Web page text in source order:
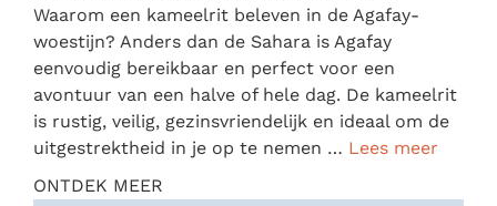
Waarom een kameelrit beleven in de Agafay-
woestijn? Anders dan de Sahara is Agafay
eenvoudig bereikbaar en perfect voor een
avontuur van een halve of hele dag. De kameelrit
is rustig, veilig, gezinsvriendelijk en ideaal om de
uitgestrektheid in je op te nemen … Lees meer
ONTDEK MEER